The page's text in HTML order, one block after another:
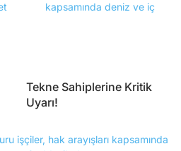
Tekne Sahiplerine Kritik
Uyarı!